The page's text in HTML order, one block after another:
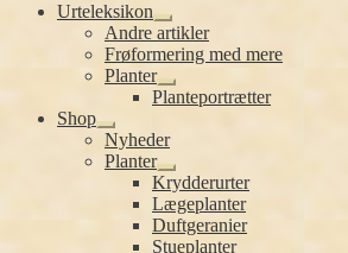
Urteleksikon
Udfold
undermenu
Andre artikler
Frøformering med mere
Planter
Udfold
undermenu
Planteportrætter
Shop
Udfold
undermenu
Nyheder
Planter
Udfold
undermenu
Krydderurter
Lægeplanter
Duftgeranier
Stueplanter